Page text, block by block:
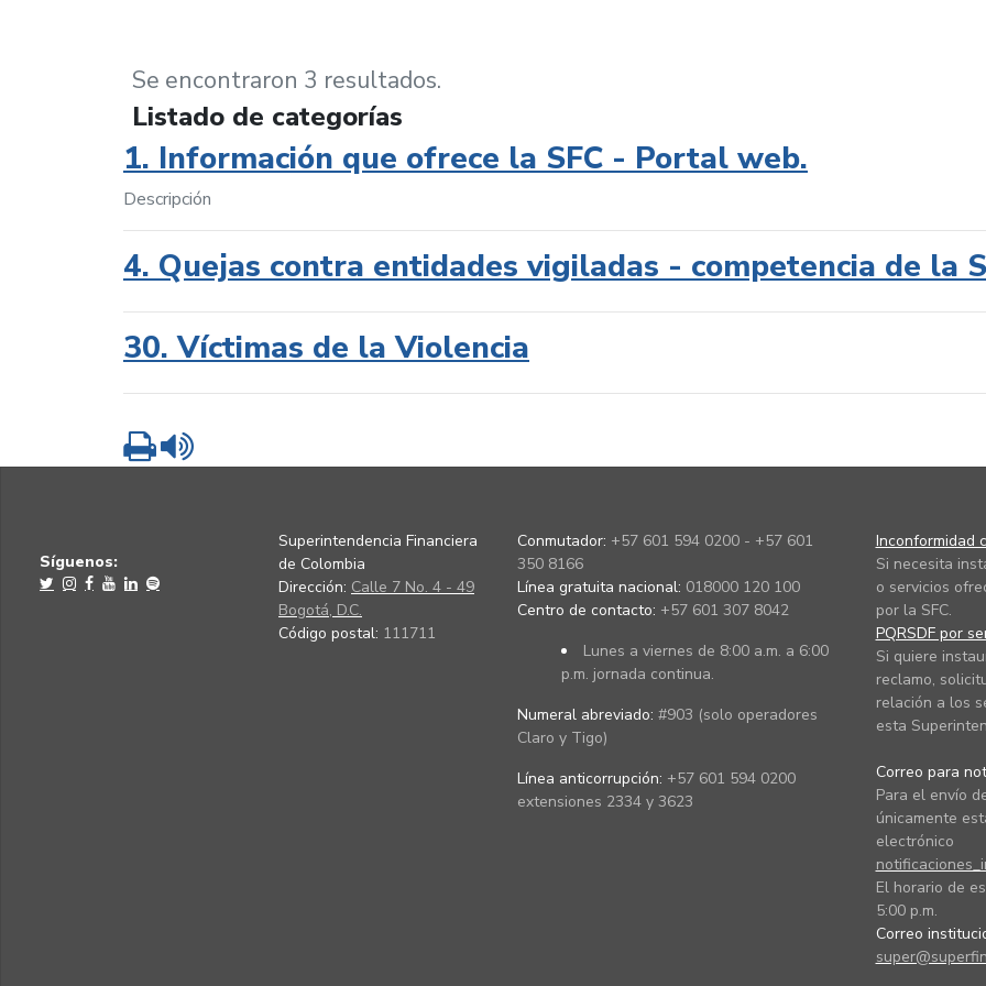
Se encontraron 3 resultados.
Listado de categorías
1. Información que ofrece la SFC - Portal web.
Descripción
4. Quejas contra entidades vigiladas - competencia de la
30. Víctimas de la Violencia
Imprimir
Síguenos:
Superintendencia Financiera
de Colombia
Dirección: Calle 7 No. 4 - 49
Bogotá, D.C.
Código postal: 111711
Conmutador: +57 601 594 0200 - +57 601
350 8166
Línea gratuita nacional: 018000 120 100
Centro de contacto: +57 601 307 8042
Lunes a viernes de 8:00 a.m. a 6:00
p.m. jornada continua.
Numeral abreviado: #903 (solo operadores
Claro y Tigo)
Línea anticorrupción: +57 601 594 0200
extensiones 2334 y 3623
Inconformidad
Si necesita
o servicios
por la SFC.
PQRSDF por
Si quiere
reclamo,
relación a los
esta
Correo para
Para el envío
únicamente
electrónico
El horario de
5:00 p.m.
Correo